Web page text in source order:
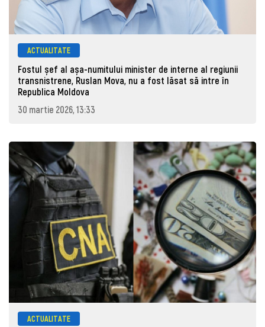
ACTUALITATE
Fostul șef al așa-numitului minister de interne al regiunii
transnistrene, Ruslan Mova, nu a fost lăsat să intre în
Republica Moldova
30 martie 2026, 13:33
ACTUALITATE